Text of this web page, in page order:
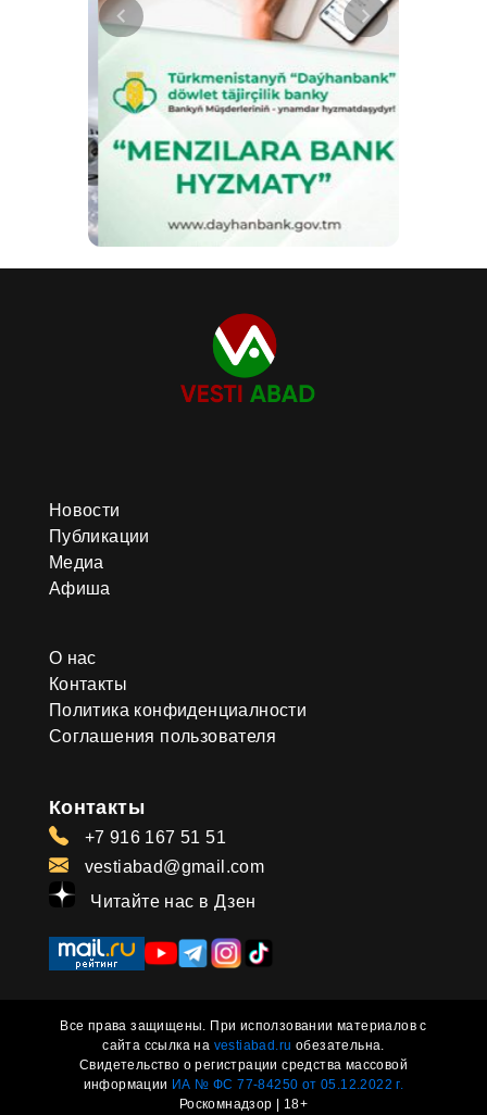
Новости
Публикации
Медиа
Афиша
О нас
Контакты
Политика конфиденциалности
Соглашения пользователя
Контакты
+7 916 167 51 51
vestiabad@gmail.com
Читайте нас в Дзен
Все права защищены. При исползовании материалов с
сайта ссылка на vestiabad.ru обезательна.
Свидетельство о регистрации средства массовой
информации ИА № ФС 77-84250 от 05.12.2022 г.
Роскомнадзор | 18+